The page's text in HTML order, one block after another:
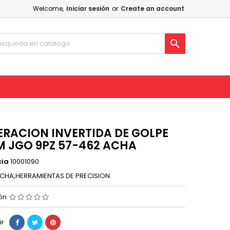
Welcome, Iniciar sesión or Create an account

INVERTIDA DE GOLPE
JGO 9PZ 57-462 ACHA
10001090
DE PRECISION